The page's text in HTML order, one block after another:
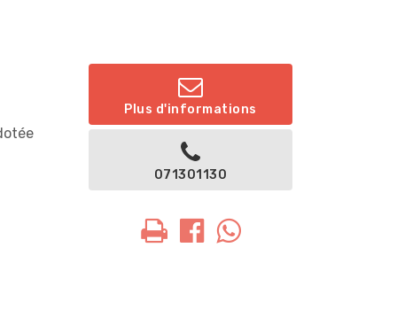
Plus d'informations
071301130